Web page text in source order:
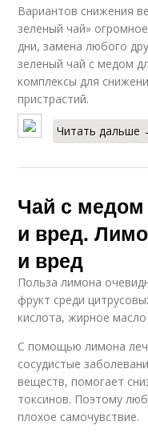
Вариантов снижения
зеленый чай»
дни, замена любого
зеленый чай с медом
комплексы для
пристрастий.
Читать дальше
Чай с
и вред.
и вред
Польза лимона
фрукт среди
кислота, жирное
С помощью лимона
сосудистые
веществ, помогает
токсинов. Поэтому
плохое самочувствие.